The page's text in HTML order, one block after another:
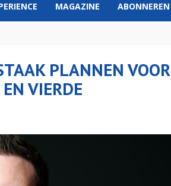
MAGAZINE ABONNEREN
PLANNEN VOOR
VIERDE